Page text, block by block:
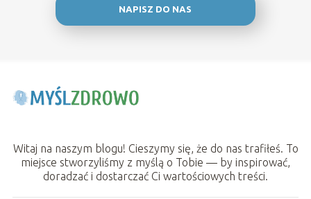
NAPISZ DO NAS
Witaj na naszym blogu! Cieszymy się, że do nas trafiłeś. To
miejsce stworzyliśmy z myślą o Tobie — by inspirować,
doradzać i dostarczać Ci wartościowych treści.